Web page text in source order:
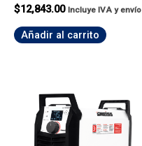
$12,843.00 Incluye IVA y envío
Añadir al carrito